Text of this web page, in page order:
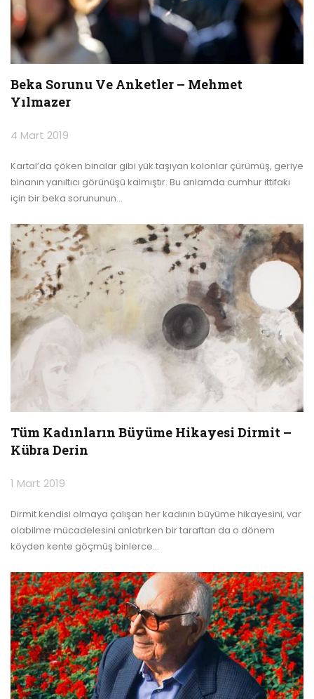
Beka Sorunu Ve Anketler – Mehmet
Yılmazer
4 Mart 2019
Kartal’da çöken binalar gibi yük taşıyan kolonlar çürümüş, geriye
binanın yanıltıcı görünüşü kalmıştır. Bu anlamda cumhur ittifakı
için bir beka sorununun…
Tüm Kadınların Büyüme Hikayesi Dirmit –
Kübra Derin
1 Mart 2019
Dirmit kendisi olmaya çalışan her kadının büyüme hikayesini, var
olabilme mücadelesini anlatırken bir taraftan da o dönem
köyden kente göçmüş binlerce…